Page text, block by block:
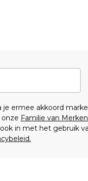
je ermee akkoord
Familie van Merken
in met het gebruik